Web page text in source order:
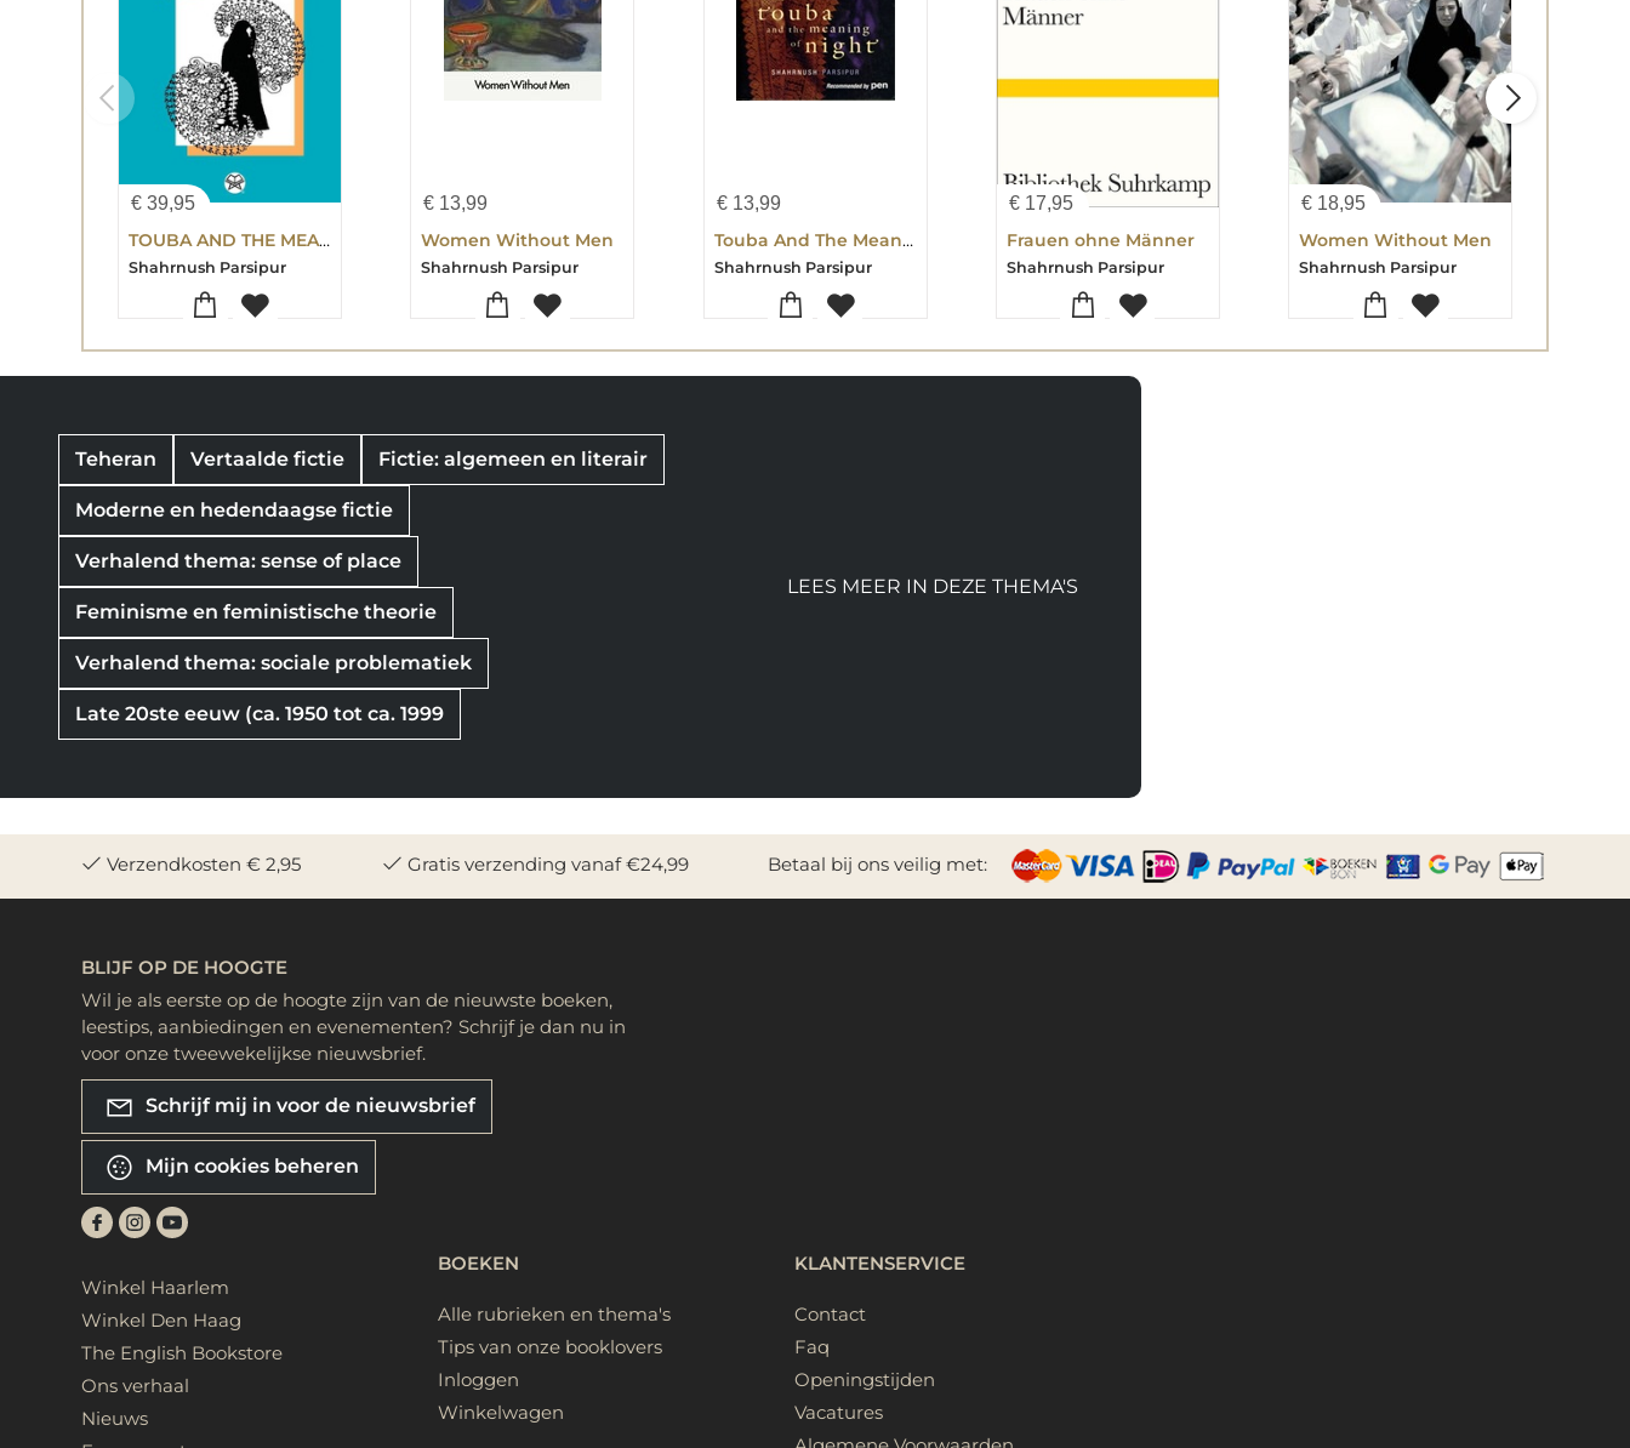
€ 39,95
TOUBA AND THE MEANING OF NIGHT(Persian
Shahrnush Parsipur
€ 13,99
Women Without Men
Shahrnush Parsipur
€13,99
Touba And The Meaning Of Night
Shahrnush Parsipur
€17,95
Frauen ohne Männer
Shahrnush Parsipur
€ 18,95
Women Without Men
Shahrnush Parsipur
Teheran Vertaalde fictie Fictie: algemeen en literair
Moderne en hedendaagse fictie
Verhalend thema: sense of place
Feminisme en feministische theorie
Verhalend thema: sociale problematiek
Late 20ste eeuw (ca. 1950 tot ca. 1999
LEES MEER IN DEZE THEMA'S
Verzendkosten € 2,95 Gratis verzending vanaf €24,99 Betaal bij ons veilig met:
BLIJF OP DE HOOGTE
Wil je als eerste op de hoogte zijn van de nieuwste boeken,
leestips, aanbiedingen en evenementen? Schrijf je dan nu in
voor onze tweewekelijkse nieuwsbrief.
Schrijf mij in voor de nieuwsbrief
Mijn cookies beheren
Winkel Haarlem
Winkel Den Haag
The English Bookstore
Ons verhaal
Nieuws
BOEKEN
Alle rubrieken en thema's
Tips van onze booklovers
Inloggen
Winkelwagen
KLANTENSERVICE
Contact
Faq
Openingstijden
Vacatures